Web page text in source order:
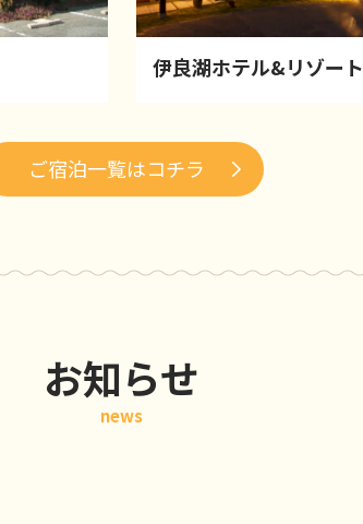
伊良湖ホテル&リゾート
ご宿泊一覧はコチラ
お知らせ
news